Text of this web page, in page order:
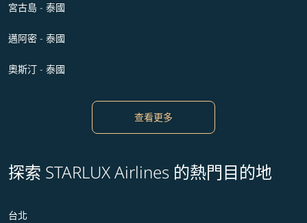
宮古島 - 泰國
邁阿密 - 泰國
奧斯汀 - 泰國
查看更多
探索 STARLUX Airlines 的熱門目的地
台北